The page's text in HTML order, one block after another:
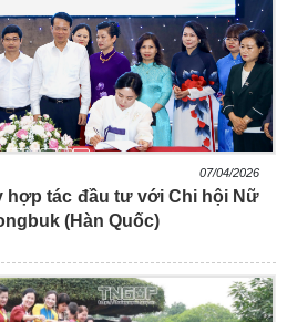
07/04/2026
hợp tác đầu tư với Chi hội Nữ
(Hàn Quốc)